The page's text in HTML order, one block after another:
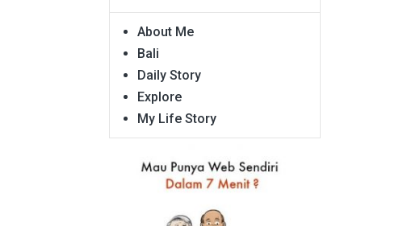
About Me
Bali
Daily Story
Explore
My Life Story